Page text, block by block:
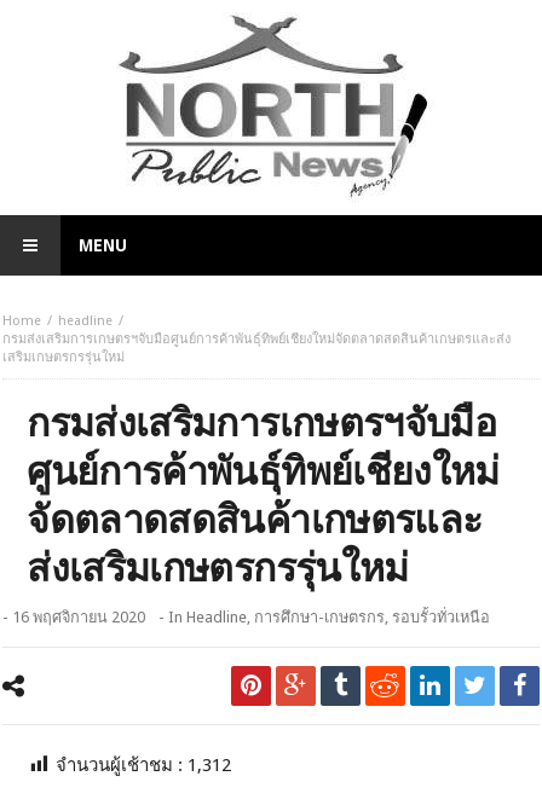
MENU
Home
headline
กรมส่งเสริมการเกษตรฯจับมือศูนย์การค้าพันธ์ุทิพย์เชียงใหม่จัดตลาดสดสินค้าเกษตรและส่ง
เสริมเกษตรกรรุ่นใหม่
กรมส่งเสริมการเกษตรฯจับมือ
ศูนย์การค้าพันธ์ุทิพย์เชียงใหม่
จัดตลาดสดสินค้าเกษตรและ
ส่งเสริมเกษตรกรรุ่นใหม่
- 16 พฤศจิกายน 2020 - InHeadline, การศึกษา-เกษตรกร, รอบรั้วทั่วเหนือ
จำนวนผู้เช้าชม : 1,312